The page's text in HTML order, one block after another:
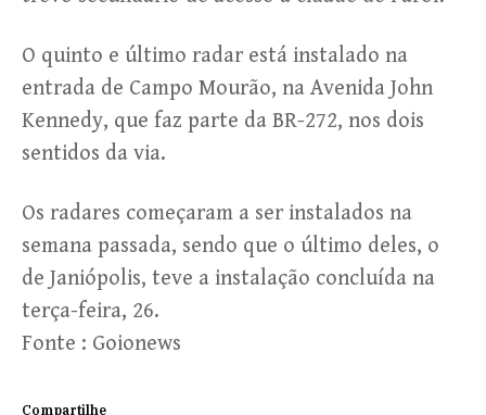
O quinto e último radar está instalado na
entrada de Campo Mourão, na Avenida John
Kennedy, que faz parte da BR-272, nos dois
sentidos da via.
Os radares começaram a ser instalados na
semana passada, sendo que o último deles, o
de Janiópolis, teve a instalação concluída na
terça-feira, 26.
Fonte : Goionews
Compartilhe